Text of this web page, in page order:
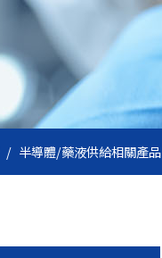
半導體/藥液供給相關產品